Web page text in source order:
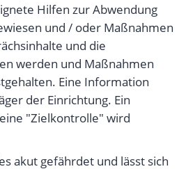
Hilfen zur Abwendung
und / oder Maßnahmen
und die
werden und Maßnahmen
Eine Information
der Einrichtung. Ein
"Zielkontrolle" wird
akut gefährdet und lässt sich